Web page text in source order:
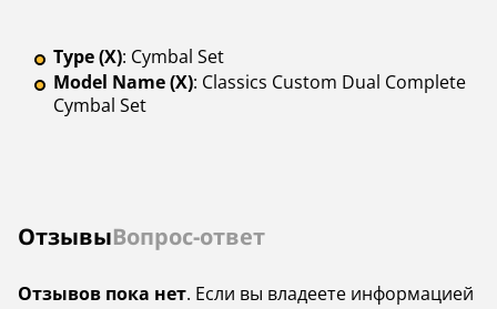
Type (X): Cymbal Set
Model Name (X): Classics Custom Dual Complete
Cymbal Set
ОтзывыВопрос-ответ
Отзывов пока нет. Если вы владеете информацией